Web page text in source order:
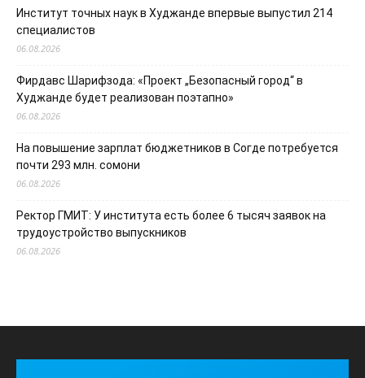
Институт точных наук в Худжанде впервые выпустил 214
специалистов
06.08.2026
Фирдавс Шарифзода: «Проект „Безопасный город“ в
Худжанде будет реализован поэтапно»
06.08.2026
На повышение зарплат бюджетников в Согде потребуется
почти 293 млн. сомони
06.08.2026
Ректор ГМИТ: У института есть более 6 тысяч заявок на
трудоустройство выпускников
06.08.2026